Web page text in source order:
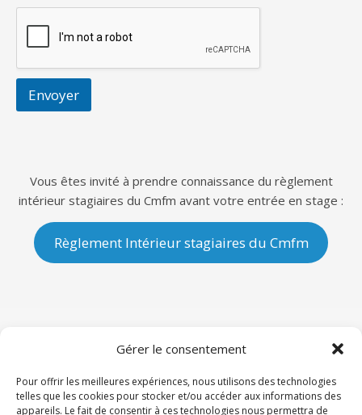
Gérer le consentement
Pour offrir les meilleures expériences, nous utilisons des technologies
telles que les cookies pour stocker et/ou accéder aux informations des
appareils. Le fait de consentir à ces technologies nous permettra de
Envoyer
Vous êtes invité à prendre connaissance du règlement
intérieur stagiaires du Cmfm avant votre entrée en stage :
Règlement Intérieur stagiaires du Cmfm